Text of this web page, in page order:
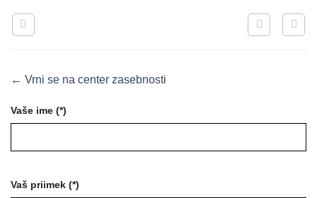
← Vrni se na center zasebnosti
Vaše ime (*)
Vaš priimek (*)